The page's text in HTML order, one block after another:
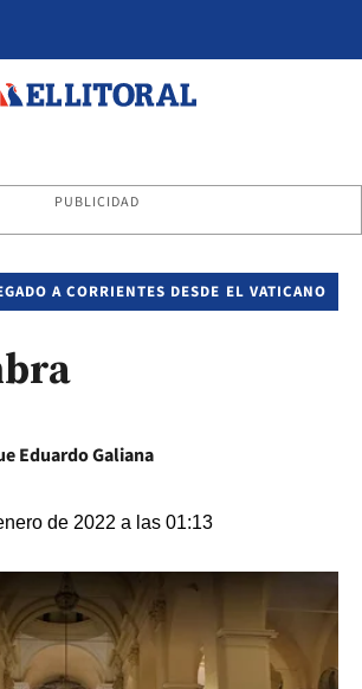
PUBLICIDAD
A CORRIENTES DESDE EL VATICANO
Eduardo Galiana
de 2022 a las 01:13